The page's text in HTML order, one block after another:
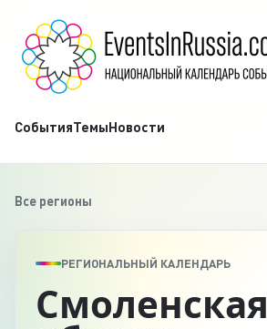
СобытияТемыНовости
Все регионы
РЕГИОНАЛЬНЫЙ КАЛЕНДАРЬ
Смоленская